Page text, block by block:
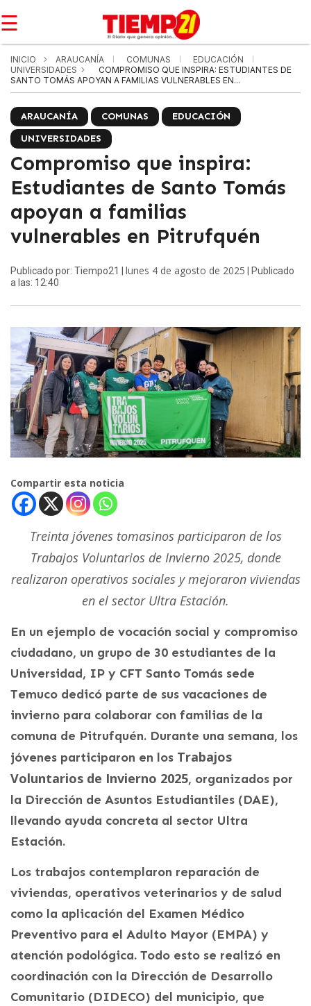
☰
INICIO ARAUCANÍA COMUNAS
EDUCACIÓN
UNIVERSIDADES
COMPROMISO QUE INSPIRA: ESTUDIANTES DE
SANTO TOMÁS APOYAN A FAMILIAS VULNERABLES EN...
ARAUCANÍA COMUNAS
EDUCACIÓN
UNIVERSIDADES
Compromiso que inspira:
Estudiantes de Santo Tomás
apoyan a familias
vulnerables en Pitrufquén
Publicado por: Tiempo21 | lunes 4 de agosto de 2025 | Publicado
a las: 12:40
Compartir esta noticia
Treinta jóvenes tomasinos participaron de los
Trabajos Voluntarios de Invierno 2025, donde
realizaron operativos sociales y mejoraron viviendas
en el sector Ultra Estación.
En un ejemplo de vocación social y compromiso
ciudadano, un grupo de 30 estudiantes de la
Universidad, IP y CFT Santo Tomás sede
Temuco dedicó parte de sus vacaciones de
invierno para colaborar con familias de la
comuna de Pitrufquén. Durante una semana, los
jóvenes participaron en los Trabajos
Voluntarios de Invierno 2025, organizados por
la Dirección de Asuntos Estudiantiles (DAE),
llevando ayuda concreta al sector Ultra
Estación.
Los trabajos contemplaron reparación de
viviendas, operativos veterinarios y de salud
como la aplicación del Examen Médico
Preventivo para el Adulto Mayor (EMPA) y
atención podológica. Todo esto se realizó en
coordinación con la Dirección de Desarrollo
Comunitario (DIDECO) del municipio, que